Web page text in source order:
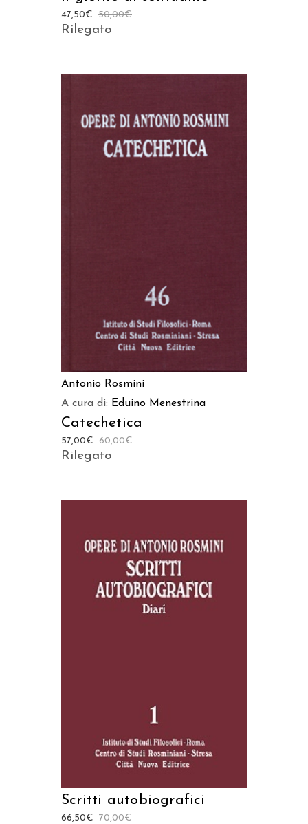
50,00€
47,50€
Rilegato
Antonio Rosmini
A cura di: Eduino Menestrina
Catechetica
60,00€
57,00€
Rilegato
Scritti autobiografici
70,00€
66,50€